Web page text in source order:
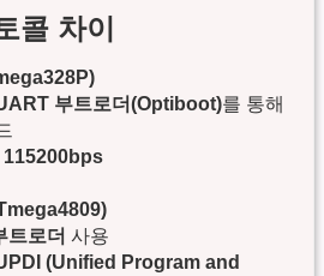
콜 차이
부트로더(Optiboot)를 통해
115200bps
트로더 사용
(Unified Program and